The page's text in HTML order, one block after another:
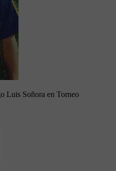
Luis Soñora en Torneo